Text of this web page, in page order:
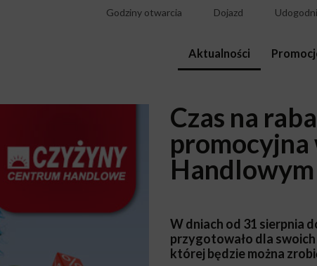
Godziny otwarcia Dojazd
Aktualności
Czas na
promocyjna
W dniach od 31 sierpnia
przygotowało dla
której będzie można